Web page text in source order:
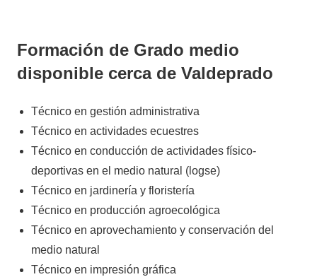
Formación de Grado medio
disponible cerca de Valdeprado
Técnico en gestión administrativa
Técnico en actividades ecuestres
Técnico en conducción de actividades físico-
deportivas en el medio natural (logse)
Técnico en jardinería y floristería
Técnico en producción agroecológica
Técnico en aprovechamiento y conservación del
medio natural
Técnico en impresión gráfica